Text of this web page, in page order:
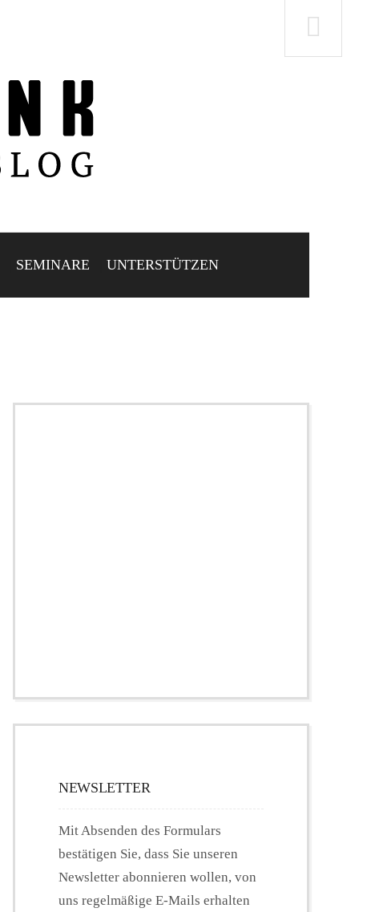
SEMINARE UNTERSTÜTZEN
NEWSLETTER
Mit Absenden des Formulars
bestätigen Sie, dass Sie unseren
Newsletter abonnieren wollen, von
uns regelmäßige E-Mails erhalten